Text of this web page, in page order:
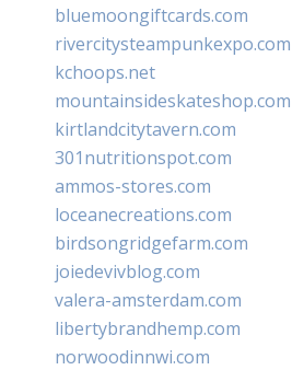
bluemoongiftcards.com
rivercitysteampunkexpo.com
kchoops.net
mountainsideskateshop.com
kirtlandcitytavern.com
301nutritionspot.com
ammos-stores.com
loceanecreations.com
birdsongridgefarm.com
joiedevivblog.com
valera-amsterdam.com
libertybrandhemp.com
norwoodinnwi.com